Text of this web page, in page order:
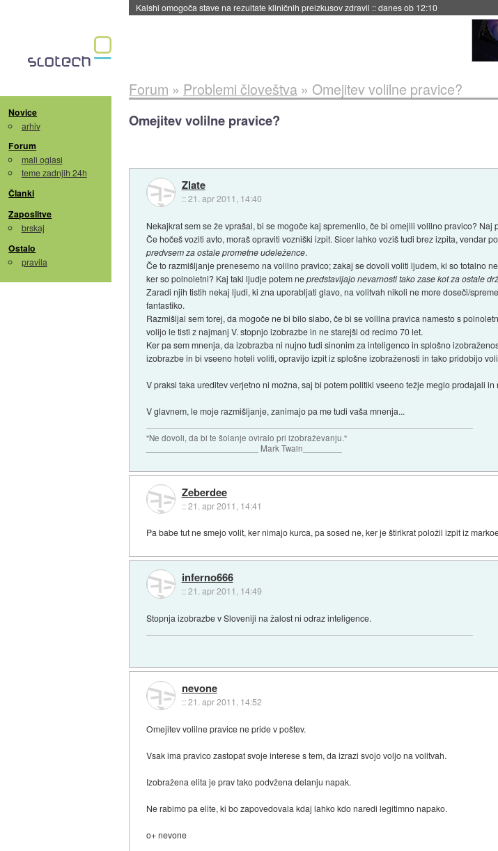
Sandisk že prodal več kot polovico SSD-jev za naslednji dve leti::danes ob 11:37
Novice
arhiv
Forum
mali oglasi
teme zadnjih 24h
Članki
Zaposlitve
brskaj
Ostalo
pravila
Forum » Problemi človeštva» Omejitev volilne pravice?
Omejitev volilne pravice?
Zlate
::21. apr 2011, 14:40
Nekajkrat sem se že vprašal, bi se mogoče kaj spremenilo, če bi omejili volilno pravico? Naj
Če hočeš voziti avto, moraš opraviti vozniški izpit. Sicer lahko voziš tudi brez izpita, vendar
predvsem za ostale prometne udeležence.
Če to razmišljanje prenesemo na volilno pravico; zakaj se dovoli voliti ljudem, ki so totalno
ker so polnoletni? Kaj taki ljudje potem nepredstavljajo nevarnosti tako zase kot za ostale
Zaradi njih tistih nekaj ljudi, ki zna uporabljati glavo, na volitvah nikoli ne more doseči/
fantastiko.
Razmišljal sem torej, da mogoče ne bi bilo slabo, če bi se volilna pravica namesto s
volijo le tisti z najmanj V. stopnjo izobrazbe in ne starejši od recimo 70 let.
Ker pa sem mnenja, da izobrazba ni nujno tudi sinonim za inteligenco in splošno
izobrazbe in bi vseeno hoteli voliti, opravijo izpit iz splošne izobraženosti in tako pridobijo
V praksi taka ureditev verjetno ni možna, saj bi potem politiki vseeno težje meglo prodajali
V glavnem, le moje razmišljanje, zanimajo pa me tudi vaša mnenja...
"Ne dovoli, da bi te šolanje oviralo pri izobraževanju."
_______________________ Mark Twain________
Zeberdee
::21. apr 2011, 14:41
Pa babe tut ne smejo volit, ker nimajo kurca, pa sosed ne, ker je štirikrat položil izpit iz
inferno666
::21. apr 2011, 14:49
Stopnja izobrazbe v Sloveniji na žalost ni odraz inteligence.
nevone
::21. apr 2011, 14:52
Omejitev volilne pravice ne pride v poštev.
Vsak ima pravico zastopat svoje interese s tem, da izrazi svojo voljo na volitvah.
Izobražena elita je prav tako podvžena delanju napak.
Ne rabimo pa elite, ki bo zapovedovala kdaj lahko kdo naredi legitimno napako.
o+ nevone